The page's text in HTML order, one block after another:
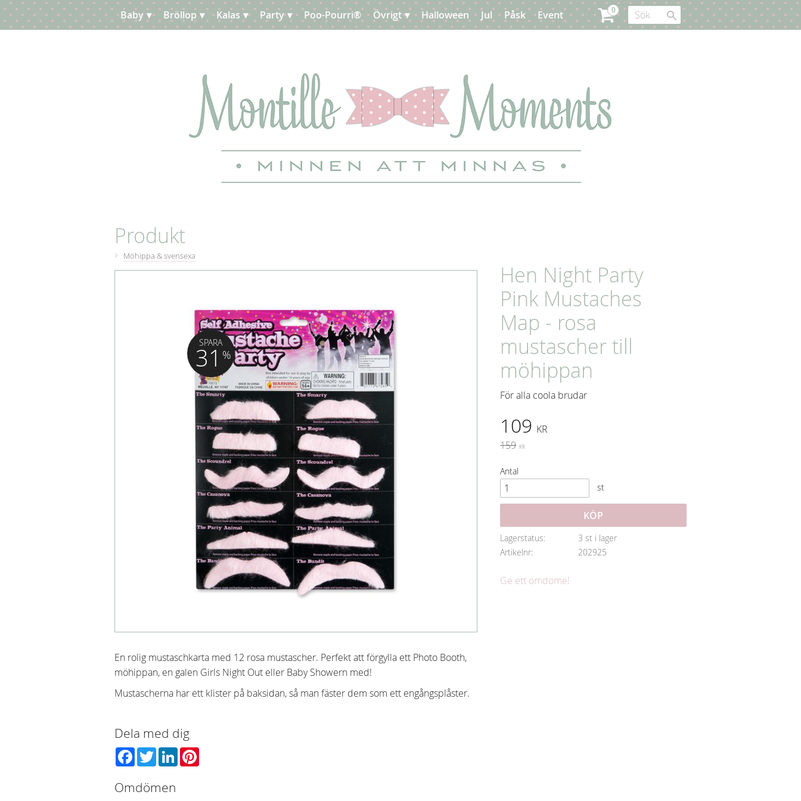
Baby Bröllop Kalas Party Poo-Pourri® Övrigt Halloween Jul Påsk Event
Produkt
Möhippa & svensexa
Hen Night Party
Pink Mustaches
Map - rosa
mustascher till
möhippan
För alla coola brudar
SPARA
31 %
Nedsatt pris:
109 KR
Ordinarie pris:
159 KR
Antal
st
KÖP
Lagerstatus
3 st i lager
Artikelnr
202925
Ge ett omdöme!
En rolig mustaschkarta med 12 rosa mustascher. Perfekt att förgylla ett Photo Booth,
möhippan, en galen Girls Night Out eller Baby Showern med!
Mustascherna har ett klister på baksidan, så man fäster dem som ett engångsplåster.
Dela med dig
Facebook
TwitterLinkedIn
Omdömen